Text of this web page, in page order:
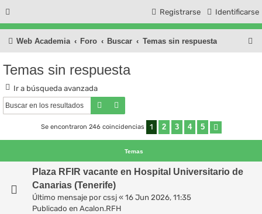
Identificarse
Registrarse
Web Academia Foro Buscar Temas sin respuesta
Temas sin respuesta
Ir a búsqueda avanzada
Buscar
Se encontraron 246 coincidencias 1 2 3 4 5
Temas
Plaza RFIR vacante en Hospital Universitario de
Canarias (Tenerife)
Último mensaje por cssj « 16 Jun 2026, 11:35
Publicado en Acalon.RFH